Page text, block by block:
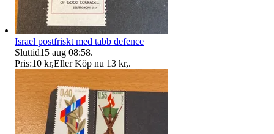
Israel postfriskt med tabb defence
Sluttid15 aug 08:58.
Pris:10 kr,Eller Köp nu 13 kr,.